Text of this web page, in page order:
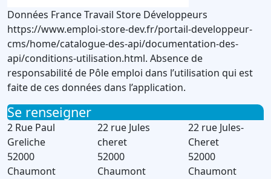
Données France Travail Store Développeurs
https://www.emploi-store-dev.fr/portail-developpeur-
cms/home/catalogue-des-api/documentation-des-
api/conditions-utilisation.html. Absence de
responsabilité de Pôle emploi dans l’utilisation qui est
faite de ces données dans l’application.
Se renseigner
2 Rue Paul
Greliche
52000
Chaumont
22 rue Jules
cheret
52000
Chaumont
22 rue Jules-
Cheret
52000
Chaumont